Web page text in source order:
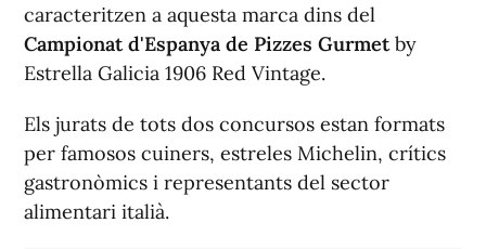
caracteritzen a aquesta marca dins del
Campionat d'Espanya de Pizzes Gurmetby
Estrella Galicia 1906 Red Vintage.
Els jurats de tots dos concursos estan formats
per famosos cuiners, estreles Michelin, crítics
gastronòmics i representants del sector
alimentari italià.